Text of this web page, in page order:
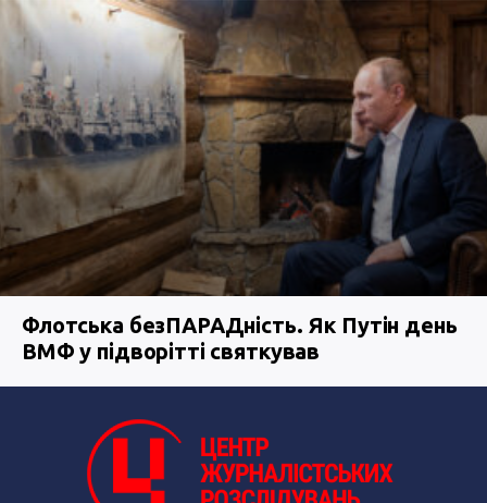
Флотська безПАРАДність. Як Путін день
ВМФ у підворітті святкував